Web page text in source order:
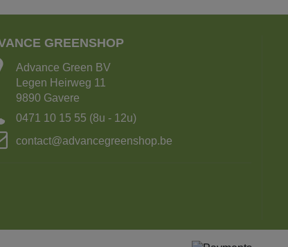
GREENSHOP
Advance Green BV
Legen Heirweg 11
9890 Gavere
0471 10 15 55 (8u - 12u)
contact@advancegreenshop.be